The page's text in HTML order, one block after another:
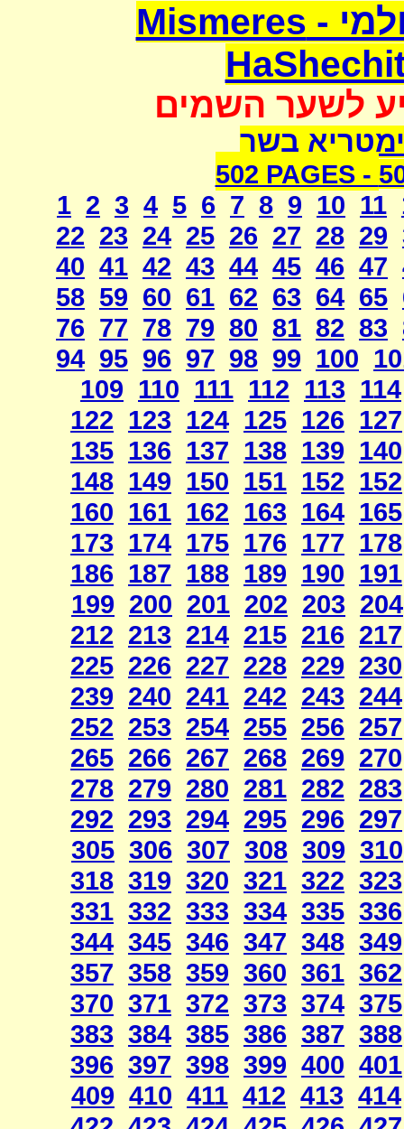
משמרת השחיטה העולמי - Mismeres
לשער השמים
בשר
502 PAGES -
1 2 3 4 5 6 7 8 9 10 11
22 23 24 25 26 27 28 29
40 41 42 43 44 45 46 47
58 59 60 61 62 63 64 65
76 77 78 79 80 81 82 83
94 95 96 97 98 99 100
109 110 111 112 113 114
122 123 124 125 126 127
135 136 137 138 139 140
148 149 150 151 152 152
160 161 162 163 164 165
173 174 175 176 177 178
186 187 188 189 190 191
199 200 201 202 203 204
212 213 214 215 216 217
225 226 227 228 229 230
239 240 241 242 243 244
252 253 254 255 256 257
265 266 267 268 269 270
278 279 280 281 282 283
292 293 294 295 296 297
305 306 307 308 309 310
318 319 320 321 322 323
331 332 333 334 335 336
344 345 346 347 348 349
357 358 359 360 361 362
370 371 372 373 374 375
383 384 385 386 387 388
396 397 398 399 400 401
409 410 411 412 413 414